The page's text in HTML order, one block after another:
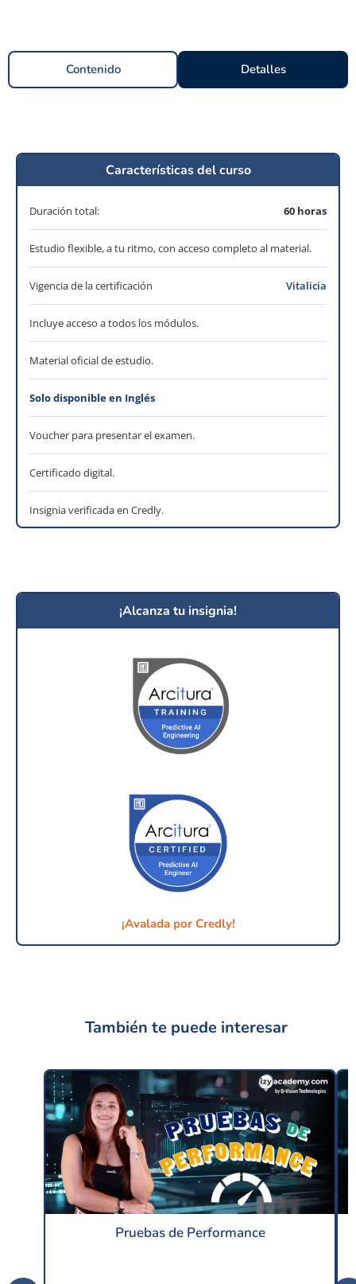
Contenido Detalles
Características del curso
Duración total: 60 horas
Estudio flexible, a tu ritmo, con acceso completo al material.
Vigencia de la certificación Vitalicia
Incluye acceso a todos los módulos.
Material oficial de estudio.
Solo disponible en Inglés
Voucher para presentar el examen.
Certificado digital.
Insignia verificada en Credly.
¡Alcanza tu insignia!
¡Avalada por Credly!
También te puede interesar
Pruebas de Performance